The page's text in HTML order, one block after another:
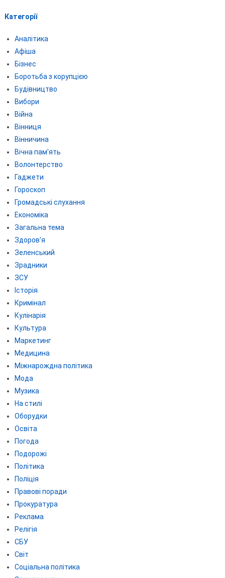
Категорії
Аналітика
Афіша
Бізнес
Боротьба з корупцією
Будівництво
Вибори
Війна
Вінниця
Вінничина
Вічна пам'ять
Волонтерство
Гаджети
Гороскоп
Громадські слухання
Економіка
Загальна тема
Здоров'я
Зеленський
Зрадники
ЗСУ
Історія
Кримінал
Кулінарія
Культура
Маркетинг
Медицина
Міжнарождна політика
Мода
Музика
На стилі
Оборудки
Освіта
Погода
Подорожі
Політика
Поліція
Правові поради
Прокуратура
Реклама
Релігія
СБУ
Світ
Соціальна політика